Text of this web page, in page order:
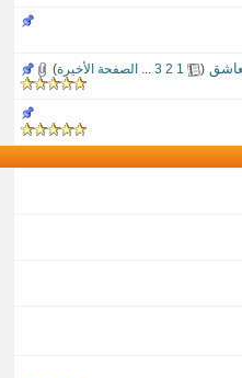
(
1
2
3
... الصفحة الأخيرة)